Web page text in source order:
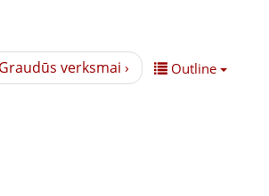
Outline
Graudūs verksmai ›